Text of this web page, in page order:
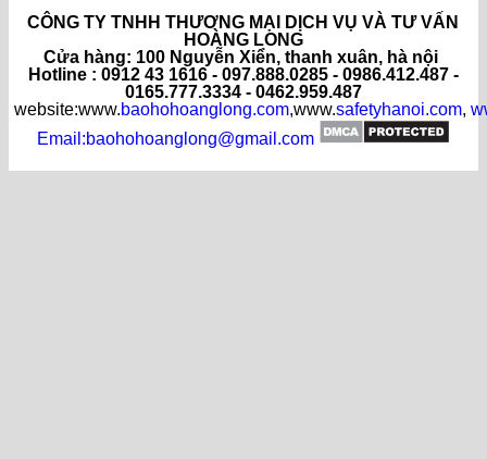
CÔNG TY TNHH THƯƠNG MẠI DỊCH VỤ VÀ TƯ VẤN
HOÀNG LONG
Cửa hàng: 100 Nguyễn Xiển, thanh xuân, hà nội
Hotline : 0912 43 1616 - 097.888.0285 - 0986.412.487 -
0165.777.3334 - 0462.959.487
website:www.baohohoanglong.com,www.safetyhanoi.com,
Email:baohohoanglong@gmail.com